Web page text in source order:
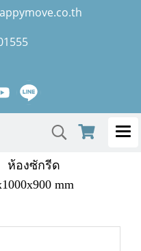
ห้องซักรีด
mm